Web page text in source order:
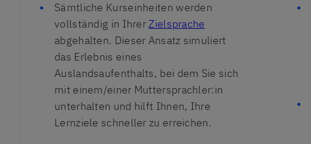
Sämtliche Kurseinheiten werden
vollständig in IhrerZielsprache
abgehalten. Dieser Ansatz simuliert
das Erlebnis eines
Auslandsaufenthalts, bei dem Sie sich
mit einem/einer Muttersprachler:in
unterhalten und hilft Ihnen, Ihre
Lernziele schneller zu erreichen.